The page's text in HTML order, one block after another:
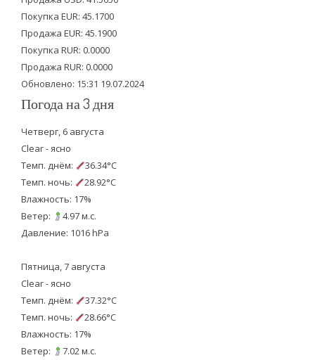
e
r
o
o
k
b
e
Покупка EUR: 45.1700
Продажа EUR: 45.1900
Покупка RUR: 0.0000
Продажа RUR: 0.0000
Обновлено: 15:31 19.07.2024
Погода на 3 дня
Четверг, 6 августа
Clear - ясно
Темп. днём:
36.34°C
Темп. ночь:
28.92°C
Влажность: 17%
Ветер:
4.97 м.с.
Давление: 1016 hPa
Пятница, 7 августа
Clear - ясно
Темп. днём:
37.32°C
Темп. ночь:
28.66°C
Влажность: 17%
Ветер:
7.02 м.с.